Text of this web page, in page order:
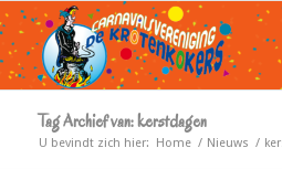
Tag Archief van: kerstdagen
U bevindt zich hier: Home / Nieuws /